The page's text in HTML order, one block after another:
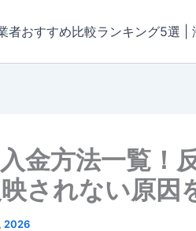
者おすすめ比較ランキング5選
金方法一覧！
されない原因
2026